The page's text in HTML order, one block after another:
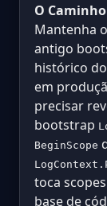
O
Mantenha
antigo
histórico
em
precisar
bootstrap
BeginScope
toca
base de